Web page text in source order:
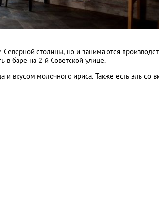
Северной столицы, но и занимаются
в баре на 2-й Советской улице.
вкусом молочного ириса. Также есть эль со